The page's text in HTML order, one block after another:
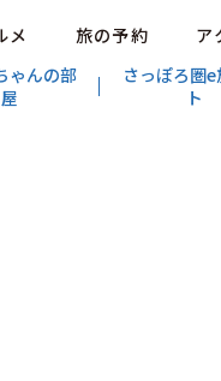
メ 旅の予約
ア
ゃんの部
屋
さっぽろ圏e
ト